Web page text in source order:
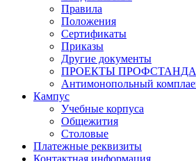
Правила
Положения
Сертификаты
Приказы
Другие документы
ПРОЕКТЫ
Антимонопольный
Кампус
Учебные корпуса
Общежития
Столовые
Платежные реквизиты